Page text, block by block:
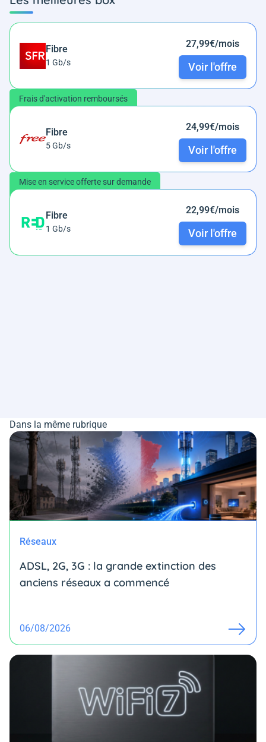
Fibre
1 Gb/s
27,99€/mois
Voir l'offre
Frais d'activation remboursés
Fibre
5 Gb/s
24,99€/mois
Voir l'offre
Mise en service offerte sur demande
Fibre
1 Gb/s
22,99€/mois
Voir l'offre
Dans la même rubrique
Réseaux
ADSL, 2G, 3G : la grande extinction des
anciens réseaux a commencé
06/08/2026